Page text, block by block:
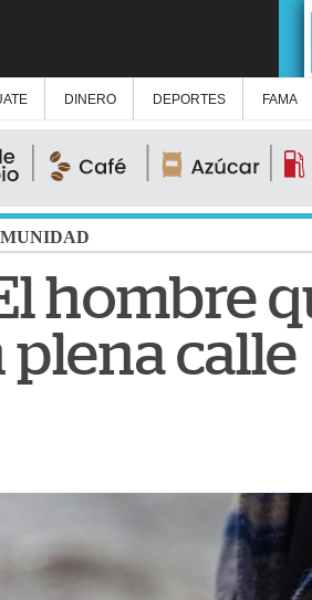
DINERO DEPORTES FAMA
hombre
plena calle